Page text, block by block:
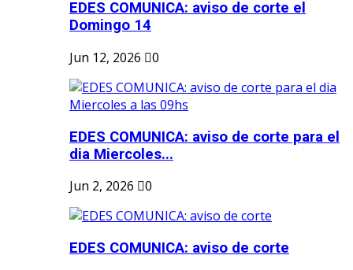
EDES COMUNICA: aviso de corte el
Domingo 14
Jun 12, 2026
0
EDES COMUNICA: aviso de corte para el
dia Miercoles...
Jun 2, 2026
0
EDES COMUNICA: aviso de corte